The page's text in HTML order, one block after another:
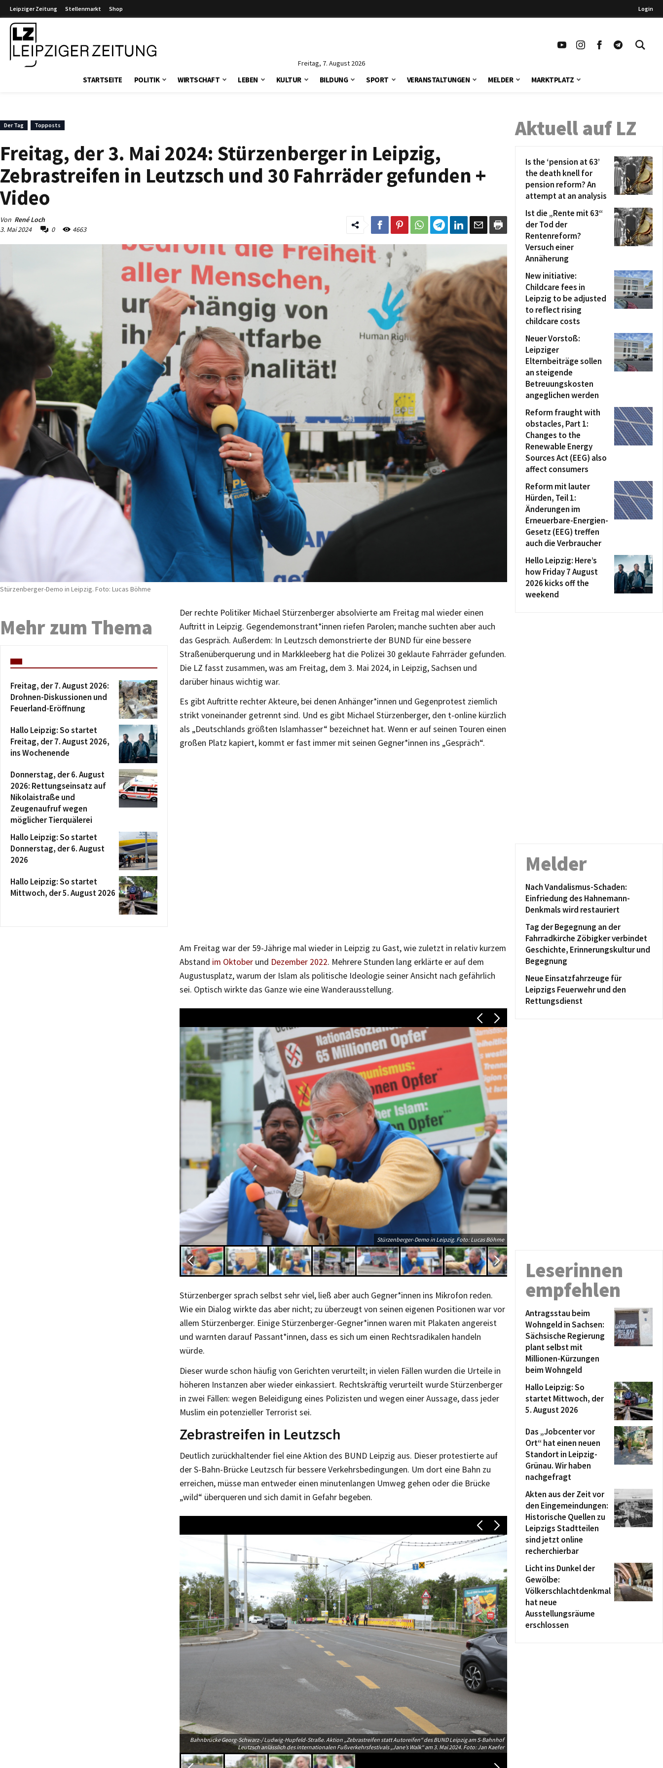
Leipziger Zeitung Stellenmarkt Shop Login
Freitag, 7. August 2026
STARTSEITE POLITIK WIRTSCHAFT LEBEN KULTUR BILDUNG SPORT VERANSTALTUNGEN MELDER MARKTPLATZ
Der Tag Topposts
Freitag, der 3. Mai 2024: Stürzenberger in Leipzig,
Zebrastreifen in Leutzsch und 30 Fahrräder gefunden +
Video
Von René Loch
3. Mai 2024
0 4663
Stürzenberger-Demo in Leipzig. Foto: Lucas Böhme
Der rechte Politiker Michael Stürzenberger absolvierte am Freitag mal wieder einen
Auftritt in Leipzig. Gegendemonstrant*innen riefen Parolen; manche suchten aber auch
das Gespräch. Außerdem: In Leutzsch demonstrierte der BUND für eine bessere
Straßenüberquerung und in Markkleeberg hat die Polizei 30 geklaute Fahrräder gefunden.
Die LZ fasst zusammen, was am Freitag, dem 3. Mai 2024, in Leipzig, Sachsen und
darüber hinaus wichtig war.
Es gibt Auftritte rechter Akteure, bei denen Anhänger*innen und Gegenprotest ziemlich
strikt voneinander getrennt sind. Und es gibt Michael Stürzenberger, den t-online kürzlich
als „Deutschlands größten Islamhasser“ bezeichnet hat. Wenn er auf seinen Touren einen
großen Platz kapiert, kommt er fast immer mit seinen Gegner*innen ins „Gespräch“.
Am Freitag war der 59-Jährige mal wieder in Leipzig zu Gast, wie zuletzt in relativ kurzem
Abstand im Oktober und Dezember 2022. Mehrere Stunden lang erklärte er auf dem
Augustusplatz, warum der Islam als politische Ideologie seiner Ansicht nach gefährlich
sei. Optisch wirkte das Ganze wie eine Wanderausstellung.
Stürzenberger-Demo in Leipzig. Foto: Lucas Böhme
Stürzenberger sprach selbst sehr viel, ließ aber auch Gegner*innen ins Mikrofon reden.
Wie ein Dialog wirkte das aber nicht; zu überzeugt von seinen eigenen Positionen war vor
allem Stürzenberger. Einige Stürzenberger-Gegner*innen waren mit Plakaten angereist
und warnten darauf Passant*innen, dass es sich um einen Rechtsradikalen handeln
würde.
Dieser wurde schon häufig von Gerichten verurteilt; in vielen Fällen wurden die Urteile in
höheren Instanzen aber wieder einkassiert. Rechtskräftig verurteilt wurde Stürzenberger
in zwei Fällen: wegen Beleidigung eines Polizisten und wegen einer Aussage, dass jeder
Muslim ein potenzieller Terrorist sei.
Zebrastreifen in Leutzsch
Deutlich zurückhaltender fiel eine Aktion des BUND Leipzig aus. Dieser protestierte auf
der S-Bahn-Brücke Leutzsch für bessere Verkehrsbedingungen. Um dort eine Bahn zu
erreichen, müsse man entweder einen minutenlangen Umweg gehen oder die Brücke
„wild“ überqueren und sich damit in Gefahr begeben.
Bahnbrücke Georg-Schwarz-/ Ludwig-Hupfeld-Straße. Aktion „Zebrastreifen statt Autoreifen“ des BUND Leipzig am S-Bahnhof
Leutzsch anlässlich des internationalen Fußverkehrsfestivals „Jane’s Walk“ am 3. Mai 2024. Foto: Jan Kaefer
Mehr zum Thema
Freitag, der 7. August 2026:
Drohnen-Diskussionen und
Feuerland-Eröffnung
Hallo Leipzig: So startet
Freitag, der 7. August 2026,
ins Wochenende
Donnerstag, der 6. August
2026: Rettungseinsatz auf
Nikolaistraße und
Zeugenaufruf wegen
möglicher Tierquälerei
Hallo Leipzig: So startet
Donnerstag, der 6. August
2026
Hallo Leipzig: So startet
Mittwoch, der 5. August 2026
Aktuell auf LZ
Is the ‘pension at 63’
the death knell for
pension reform? An
attempt at an analysis
Ist die „Rente mit 63“
der Tod der
Rentenreform?
Versuch einer
Annäherung
New initiative:
Childcare fees in
Leipzig to be adjusted
to reflect rising
childcare costs
Neuer Vorstoß:
Leipziger
Elternbeiträge sollen
an steigende
Betreuungskosten
angeglichen werden
Reform fraught with
obstacles, Part 1:
Changes to the
Renewable Energy
Sources Act (EEG) also
affect consumers
Reform mit lauter
Hürden, Teil 1:
Änderungen im
Erneuerbare-Energien-
Gesetz (EEG) treffen
auch die Verbraucher
Hello Leipzig: Here’s
how Friday 7 August
2026 kicks off the
weekend
Melder
Nach Vandalismus-Schaden:
Einfriedung des Hahnemann-
Denkmals wird restauriert
Tag der Begegnung an der
Fahrradkirche Zöbigker verbindet
Geschichte, Erinnerungskultur und
Begegnung
Neue Einsatzfahrzeuge für
Leipzigs Feuerwehr und den
Rettungsdienst
Leserinnen
empfehlen
Antragsstau beim
Wohngeld in Sachsen:
Sächsische Regierung
plant selbst mit
Millionen-Kürzungen
beim Wohngeld
Hallo Leipzig: So
startet Mittwoch, der
5. August 2026
Das „Jobcenter vor
Ort“ hat einen neuen
Standort in Leipzig-
Grünau. Wir haben
nachgefragt
Akten aus der Zeit vor
den Eingemeindungen:
Historische Quellen zu
Leipzigs Stadtteilen
sind jetzt online
recherchierbar
Licht ins Dunkel der
Gewölbe:
Völkerschlachtdenkmal
hat neue
Ausstellungsräume
erschlossen